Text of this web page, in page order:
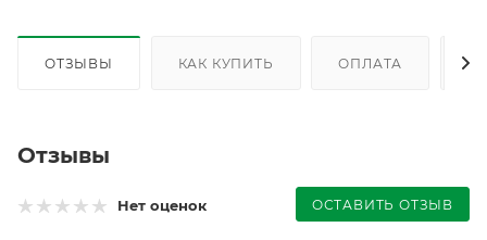
ОТЗЫВЫ КАК КУПИТЬ ОПЛАТА
Отзывы
Нет оценок ОСТАВИТЬ ОТЗЫВ